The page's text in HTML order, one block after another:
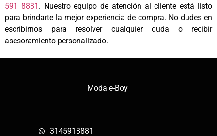
591 8881 . Nuestro equipo de atención al cliente está listo
para brindarte la mejor experiencia de compra. No dudes en
escribirnos para resolver cualquier duda o recibir
asesoramiento personalizado.
Moda e-Boy
3145918881